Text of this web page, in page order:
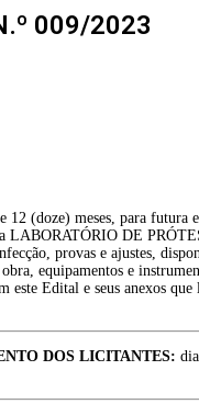
009/2023
12 (doze) meses, para futura
LABORATÓRIO DE
provas e ajustes,
equipamentos e
este Edital e seus anexos que
DOS LICITANTES: